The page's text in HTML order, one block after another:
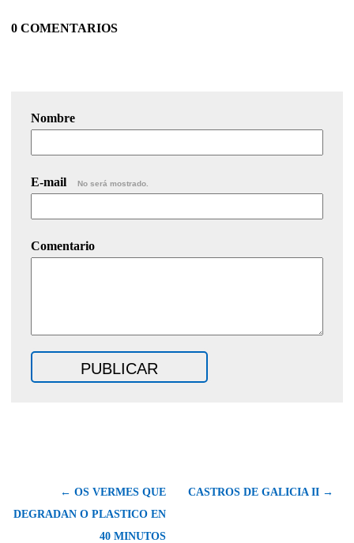
0 COMENTARIOS
Nombre
E-mail No será mostrado.
Comentario
← OS VERMES QUE
DEGRADAN O PLASTICO EN
40 MINUTOS
CASTROS DE GALICIA II →